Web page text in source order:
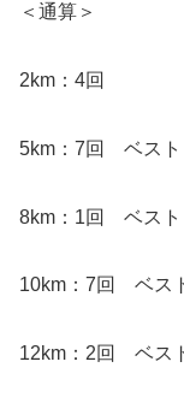
＜通算＞
2km：4回
5km：7回 ベスト
8km：1回 ベスト
10km：7回 ベス
12km：2回 ベス